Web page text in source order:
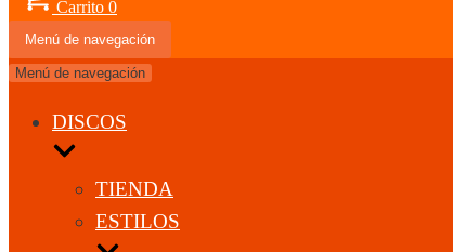
Carrito 0
Menú de navegación
Menú de navegación
DISCOS
TIENDA
ESTILOS